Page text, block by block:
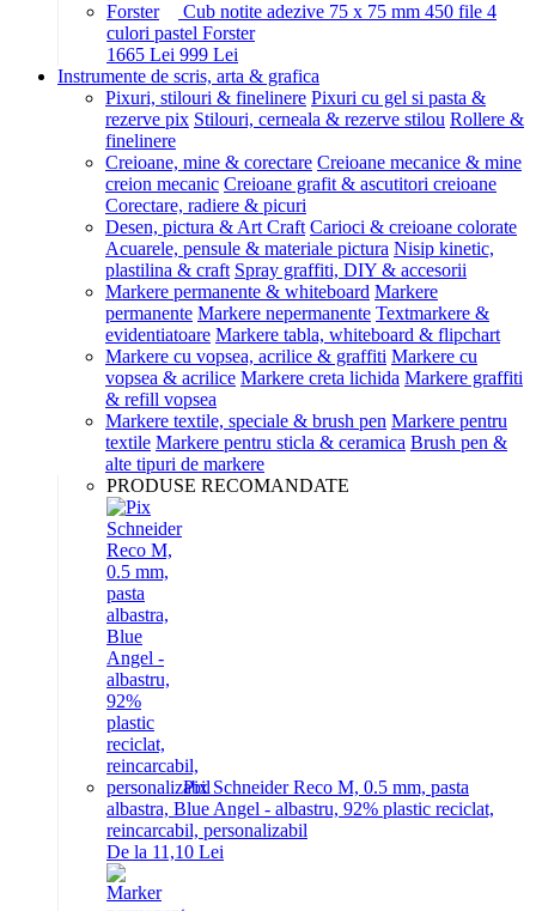
Cub notite adezive 75 x 75 mm 450 file 4
culori pastel Forster
1665 Lei 999 Lei
Instrumente de scris, arta & grafica
Pixuri, stilouri & finelinere Pixuri cu gel si pasta &
rezerve pix Stilouri, cerneala & rezerve stilou Rollere &
finelinere
Creioane, mine & corectare Creioane mecanice & mine
creion mecanic Creioane grafit & ascutitori creioane
Corectare, radiere & picuri
Desen, pictura & Art Craft Carioci & creioane colorate
Acuarele, pensule & materiale pictura Nisip kinetic,
plastilina & craft Spray graffiti, DIY & accesorii
Markere permanente & whiteboard Markere
permanente Markere nepermanente Textmarkere &
evidentiatoare Markere tabla, whiteboard & flipchart
Markere cu vopsea, acrilice & graffiti Markere cu
vopsea & acrilice Markere creta lichida Markere graffiti
& refill vopsea
Markere textile, speciale & brush pen Markere pentru
textile Markere pentru sticla & ceramica Brush pen &
alte tipuri de markere
PRODUSE RECOMANDATE
Pix Schneider Reco M, 0.5 mm, pasta
albastra, Blue Angel - albastru, 92% plastic reciclat,
reincarcabil, personalizabil
De la 11,10 Lei